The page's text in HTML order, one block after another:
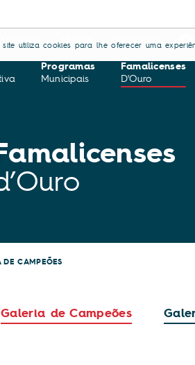
site utiliza cookies para lhe oferecer uma
APOIOS CONTACTOS
Programas
Municipais
Famalicenses
D'Ouro
DE CAMPEÕES
Galeria de Campeões